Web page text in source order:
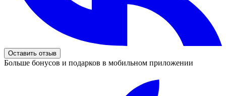
Оставить отзыв
Больше бонусов и подарков в мобильном приложении